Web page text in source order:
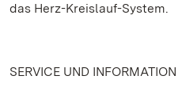
das Herz-Kreislauf-System.
SERVICE UND INFORMATION